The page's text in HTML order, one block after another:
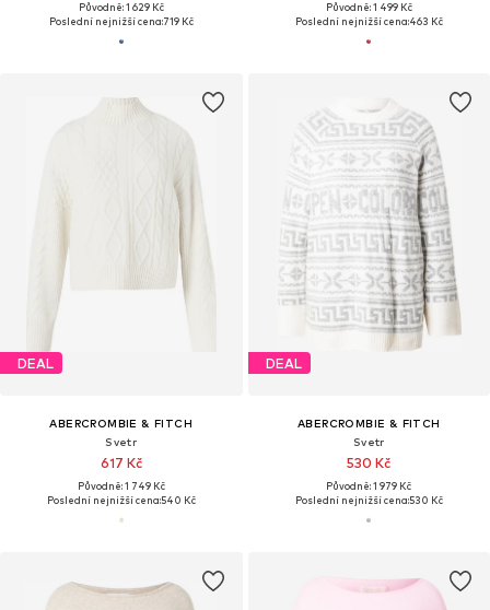
Původně: 1 629 Kč
Poslední nejnižší cena:719 Kč
Původně: 1 499 Kč
Poslední nejnižší cena:463 Kč
DEAL
ABERCROMBIE & FITCH
Svetr
617 Kč
Původně: 1 749 Kč
Poslední nejnižší cena:540 Kč
DEAL
ABERCROMBIE & FITCH
Svetr
530 Kč
Původně: 1 979 Kč
Poslední nejnižší cena:530 Kč